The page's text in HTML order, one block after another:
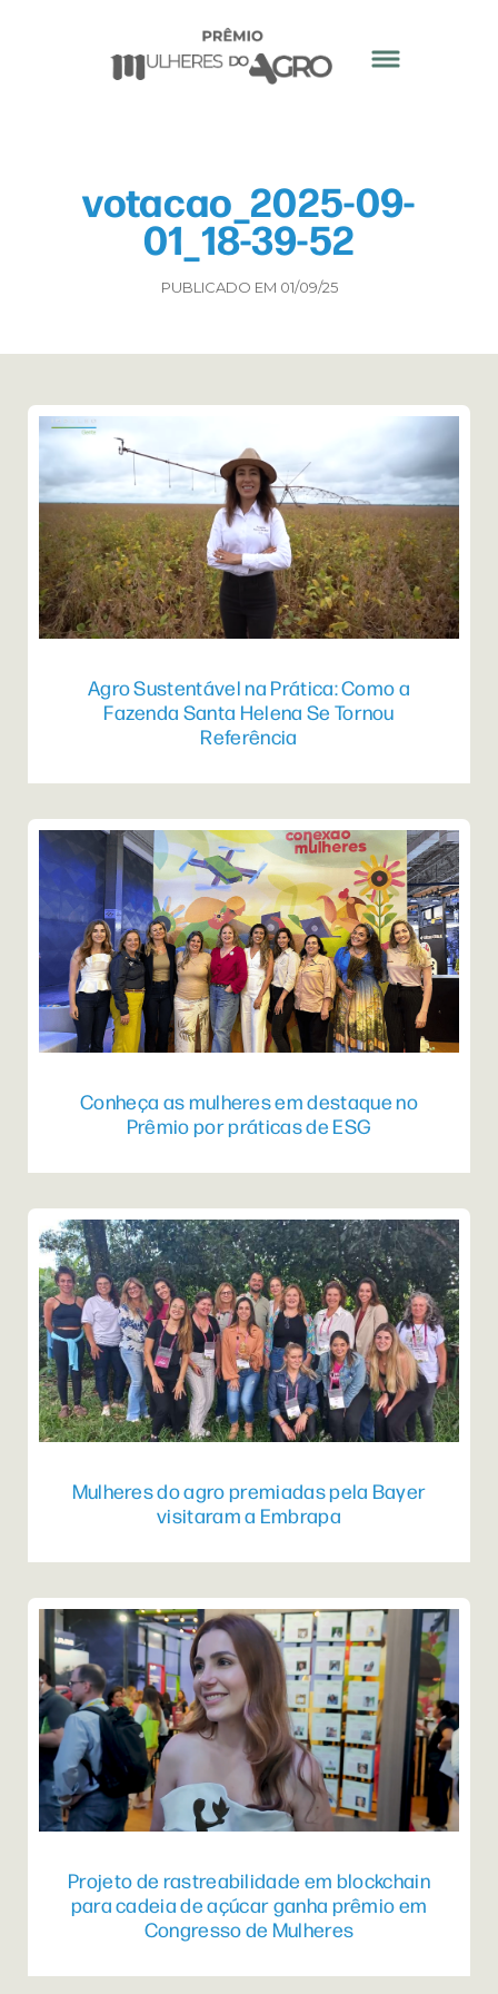
votacao_2025-09-
01_18-39-52
PUBLICADO EM 01/09/25
Agro Sustentável na Prática: Como a
Fazenda Santa Helena Se Tornou
Referência
Conheça as mulheres em destaque no
Prêmio por práticas de ESG
Mulheres do agro premiadas pela Bayer
visitaram a Embrapa
Projeto de rastreabilidade em blockchain
para cadeia de açúcar ganha prêmio em
Congresso de Mulheres